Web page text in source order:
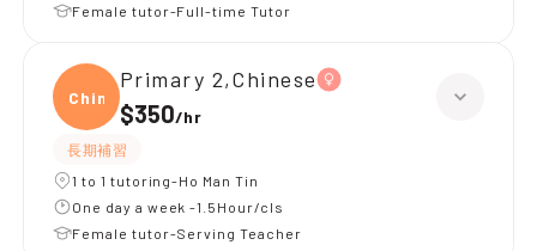
Female tutor-Full-time Tutor
Chine
Primary 2,Chinese
$350/hr
長期補習
1 to 1 tutoring-Ho Man Tin
One day a week -1.5Hour/cls
Female tutor-Serving Teacher